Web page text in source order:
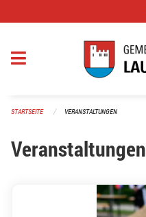
STARTSEITE VERANSTALTUNGEN
Veranstaltungen